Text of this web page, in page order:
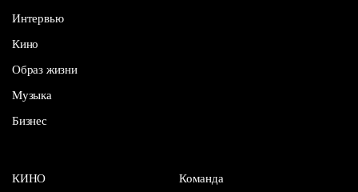
Интервью
Кино
Образ жизни
Музыка
Бизнес
КИНО
Команда